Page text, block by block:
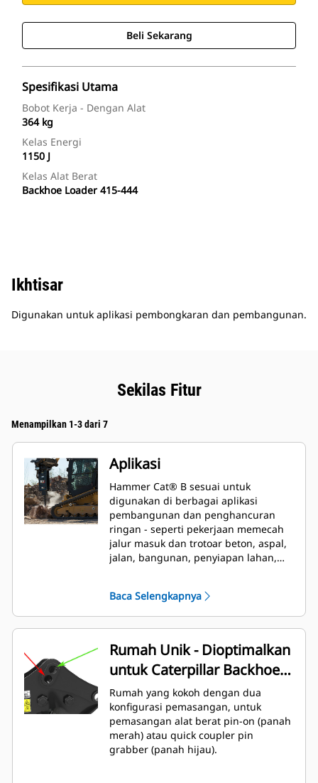
Beli Sekarang
Spesifikasi Utama
Bobot Kerja - Dengan Alat
364 kg
Kelas Energi
1150 J
Kelas Alat Berat
Backhoe Loader 415-444
Ikhtisar
Digunakan untuk aplikasi pembongkaran dan pembangunan.
Sekilas Fitur
Menampilkan 1-3 dari 7
Aplikasi
Hammer Cat® B sesuai untuk
digunakan di berbagai aplikasi
pembangunan dan penghancuran
ringan - seperti pekerjaan memecah
jalur masuk dan trotoar beton, aspal,
jalan, bangunan, penyiapan lahan,
Baca Selengkapnya
Rumah Unik - Dioptimalkan
untuk Caterpillar Backhoe
Loader
Rumah yang kokoh dengan dua
konfigurasi pemasangan, untuk
pemasangan alat berat pin-on (panah
merah) atau quick coupler pin
grabber (panah hijau).